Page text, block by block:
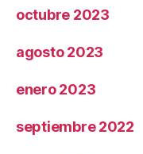
octubre 2023
agosto 2023
enero 2023
septiembre 2022